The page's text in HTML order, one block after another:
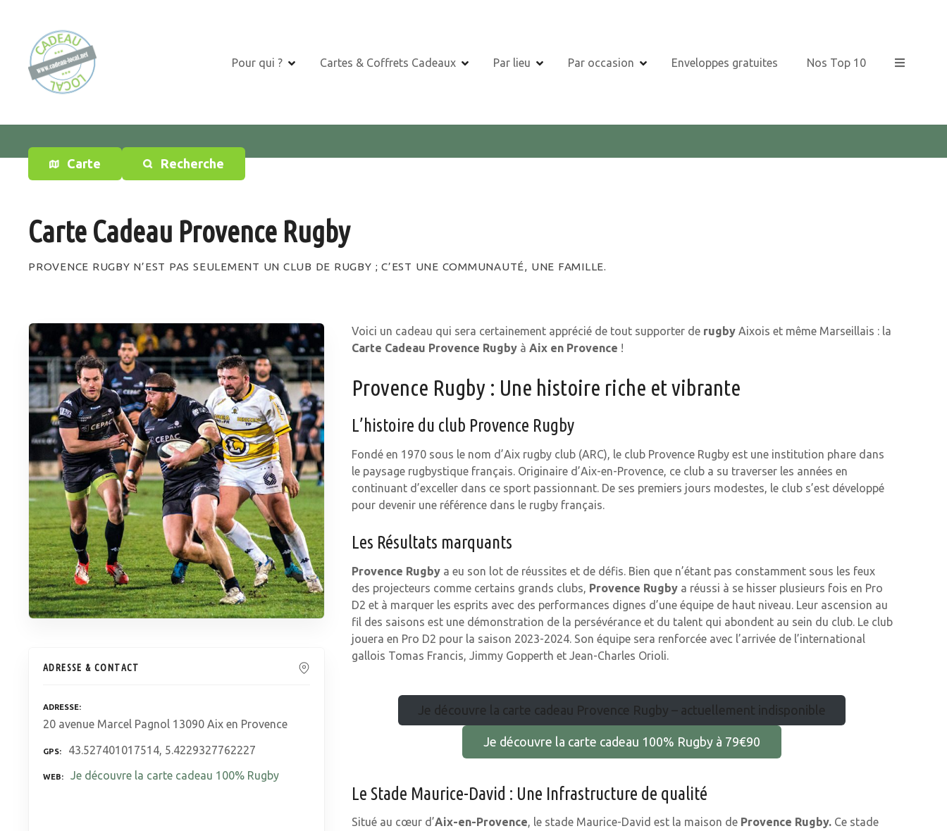
o
t
Pour qui ? Cartes & Coffrets Cadeaux Par lieu Par occasion Enveloppes gratuites Nos Top 10
Carte Recherche
Carte Cadeau Provence Rugby
PROVENCE RUGBY N’EST PAS SEULEMENT UN CLUB DE RUGBY ; C’EST UNE COMMUNAUTÉ, UNE FAMILLE.
ADRESSE & CONTACT
ADRESSE
20 avenue Marcel Pagnol 13090 Aix en Provence
GPS 43.527401017514, 5.4229327762227
WEB Je découvre la carte cadeau 100% Rugby
Voici un cadeau qui sera certainement apprécié de tout supporter derugbyAixois et même Marseillais : la
Carte Cadeau Provence Rugby à Aix en Provence !
Provence Rugby : Une histoire riche et vibrante
L’histoire du club Provence Rugby
Fondé en 1970 sous le nom d’Aix rugby club (ARC), le club Provence Rugby est une institution phare dans
le paysage rugbystique français. Originaire d’Aix-en-Provence, ce club a su traverser les années en
continuant d’exceller dans ce sport passionnant. De ses premiers jours modestes, le club s’est développé
pour devenir une référence dans le rugby français.
Les Résultats marquants
Provence Rugbya eu son lot de réussites et de défis. Bien que n’étant pas constamment sous les feux
des projecteurs comme certains grands clubs, Provence Rugbya réussi à se hisser plusieurs fois en Pro
D2 et à marquer les esprits avec des performances dignes d’une équipe de haut niveau. Leur ascension au
fil des saisons est une démonstration de la persévérance et du talent qui abondent au sein du club. Le club
jouera en Pro D2 pour la saison 2023-2024. Son équipe sera renforcée avec l’arrivée de l’international
gallois Tomas Francis, Jimmy Gopperth et Jean-Charles Orioli.
Je découvre la carte cadeau Provence Rugby – actuellement indisponible
Je découvre la carte cadeau 100% Rugby à 79€90
Le Stade Maurice-David : Une Infrastructure de qualité
Situé au cœur d’Aix-en-Provence, le stade Maurice-David est la maison de Provence Rugby.Ce stade